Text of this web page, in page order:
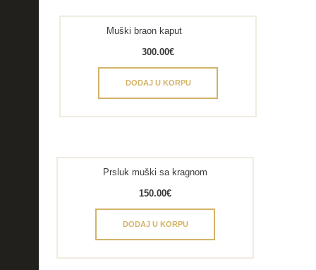
Muški braon kaput
300.00€
DODAJ U KORPU
Prsluk muški sa kragnom
150.00€
DODAJ U KORPU